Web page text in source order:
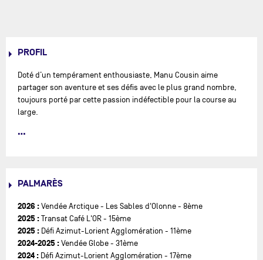
PROFIL
Doté d’un tempérament enthousiaste, Manu Cousin aime
partager son aventure et ses défis avec le plus grand nombre,
toujours porté par cette passion indéfectible pour la course au
large.
Issu d’une famille passionnée par la mer et la voile, Manuel
un fil rouge constant : la course au large.
Fort d’une solide expérience technique après plus de vingt ans
dans l’industrie automobile, Manuel choisit de se reconvertir
pour réaliser son rêve : devenir marin professionnel. Une
décision audacieuse, guidée par sa passion inébranlable pour la
voile.
PALMARÈS
2026 : Vendée Arctique - Les Sables d'Olonne - 8ème
2025 : Transat Café L'OR - 15ème
2025 : Défi Azimut-Lorient Agglomération - 11ème
2024-2025 : Vendée Globe - 31ème
2024 : Défi Azimut-Lorient Agglomération - 17ème